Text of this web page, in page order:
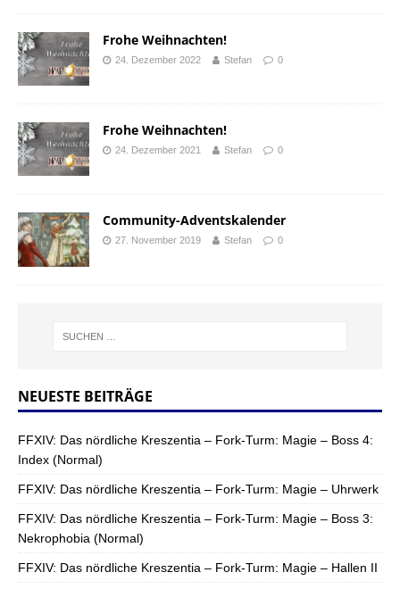
Frohe Weihnachten!
24. Dezember 2022 Stefan 0
Frohe Weihnachten!
24. Dezember 2021 Stefan 0
Community-Adventskalender
27. November 2019 Stefan 0
NEUESTE BEITRÄGE
FFXIV: Das nördliche Kreszentia – Fork-Turm: Magie – Boss 4:
Index (Normal)
FFXIV: Das nördliche Kreszentia – Fork-Turm: Magie – Uhrwerk
FFXIV: Das nördliche Kreszentia – Fork-Turm: Magie – Boss 3:
Nekrophobia (Normal)
FFXIV: Das nördliche Kreszentia – Fork-Turm: Magie – Hallen II